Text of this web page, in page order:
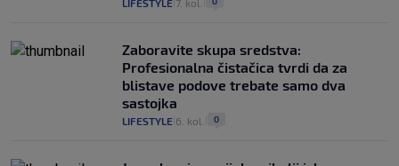
LIFESTYLE 7. kol.
Zaboravite skupa sredstva:
Profesionalna čistačica tvrdi da za
blistave podove trebate samo dva
sastojka
LIFESTYLE 6. kol. 0